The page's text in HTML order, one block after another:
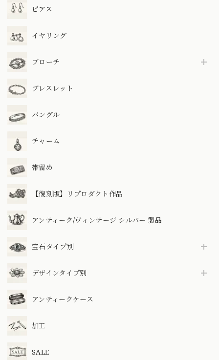
ピアス
イヤリング
ブローチ
ブレスレット
バングル
チャーム
帯留め
【復刻版】リプロダクト作品
アンティーク/ヴィンテージ シルバー 製品
宝石タイプ別
デザインタイプ別
アンティークケース
加工
SALE